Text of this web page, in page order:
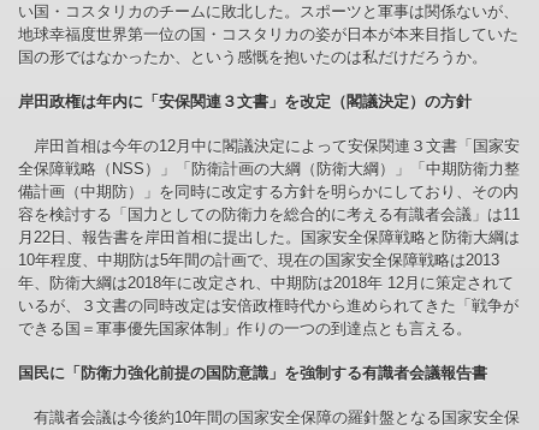
い国・コスタリカのチームに敗北した。スポーツと軍事は関係ないが、
地球幸福度世界第一位の国・コスタリカの姿が日本が本来目指していた
国の形ではなかったか、という感慨を抱いたのは私だけだろうか。
岸田政権は年内に「安保関連３文書」を改定（閣議決定）の方針
岸田首相は今年の12月中に閣議決定によって安保関連３文書「国家安
全保障戦略（NSS）」「防衛計画の大綱（防衛大綱）」「中期防衛力整
備計画（中期防）」を同時に改定する方針を明らかにしており、その内
容を検討する「国力としての防衛力を総合的に考える有識者会議」は11
月22日、報告書を岸田首相に提出した。国家安全保障戦略と防衛大綱は
10年程度、中期防は5年間の計画で、現在の国家安全保障戦略は2013
年、防衛大綱は2018年に改定され、中期防は2018年 12月に策定されて
いるが、３文書の同時改定は安倍政権時代から進められてきた「戦争が
できる国＝軍事優先国家体制」作りの一つの到達点とも言える。
国民に「防衛力強化前提の国防意識」を強制する有識者会議報告書
有識者会議は今後約10年間の国家安全保障の羅針盤となる国家安全保